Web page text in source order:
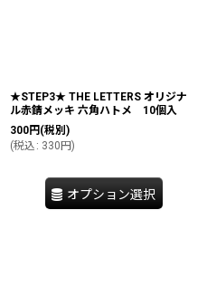
★STEP3★ THE LETTERS オリジナ
ル赤錆メッキ 六角ハトメ 10個入
300円 (税別)
(税込 : 330 円)
オプション選択